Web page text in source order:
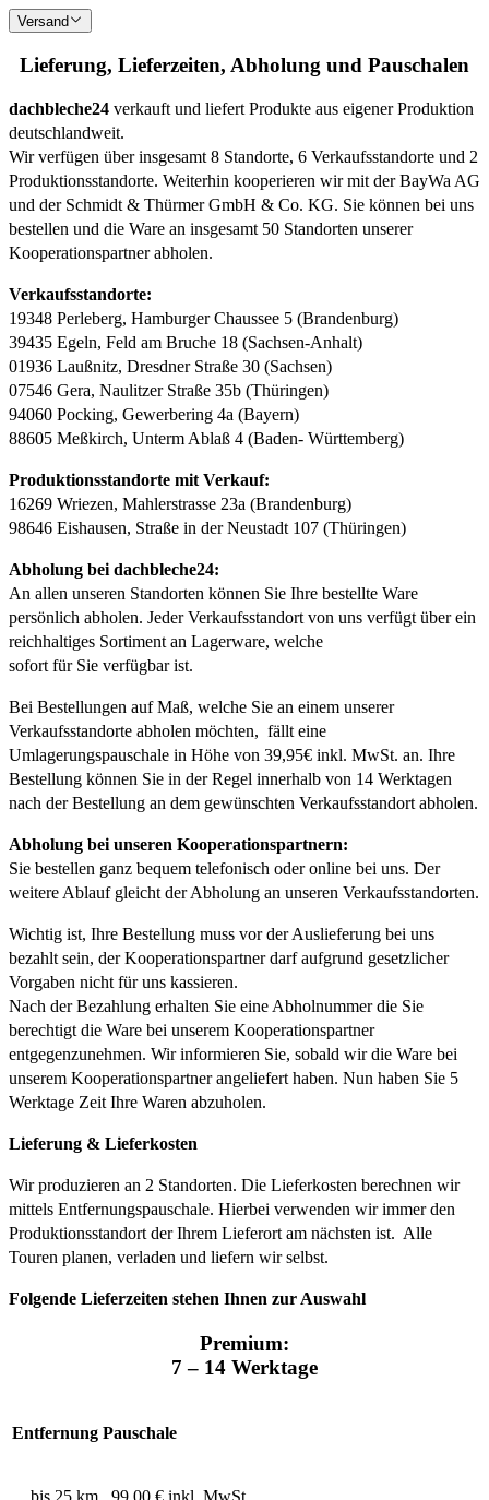
Versand
Lieferung, Lieferzeiten, Abholung und Pauschalen
dachbleche24 verkauft und liefert Produkte aus eigener Produktion
deutschlandweit.
Wir verfügen über insgesamt 8 Standorte, 6 Verkaufsstandorte und 2
Produktionsstandorte. Weiterhin kooperieren wir mit der BayWa AG
und der Schmidt & Thürmer GmbH & Co. KG. Sie können bei uns
bestellen und die Ware an insgesamt 50 Standorten unserer
Kooperationspartner abholen.
Verkaufsstandorte:
19348 Perleberg, Hamburger Chaussee 5 (Brandenburg)
39435 Egeln, Feld am Bruche 18 (Sachsen-Anhalt)
01936 Laußnitz, Dresdner Straße 30 (Sachsen)
07546 Gera, Naulitzer Straße 35b (Thüringen)
94060 Pocking, Gewerbering 4a (Bayern)
88605 Meßkirch, Unterm Ablaß 4 (Baden- Württemberg)
Produktionsstandorte mit Verkauf:
16269 Wriezen, Mahlerstrasse 23a (Brandenburg)
98646 Eishausen, Straße in der Neustadt 107 (Thüringen)
Abholung bei dachbleche24:
An allen unseren Standorten können Sie Ihre bestellte Ware
persönlich abholen. Jeder Verkaufsstandort von uns verfügt über ein
reichhaltiges Sortiment an Lagerware, welche
sofort für Sie verfügbar ist.
Bei Bestellungen auf Maß, welche Sie an einem unserer
Verkaufsstandorte abholen möchten, fällt eine
Umlagerungspauschale in Höhe von 39,95€ inkl. MwSt. an. Ihre
Bestellung können Sie in der Regel innerhalb von 14 Werktagen
nach der Bestellung an dem gewünschten Verkaufsstandort abholen.
Abholung bei unseren Kooperationspartnern:
Sie bestellen ganz bequem telefonisch oder online bei uns. Der
weitere Ablauf gleicht der Abholung an unseren Verkaufsstandorten.
Wichtig ist, Ihre Bestellung muss vor der Auslieferung bei uns
bezahlt sein, der Kooperationspartner darf aufgrund gesetzlicher
Vorgaben nicht für uns kassieren.
Nach der Bezahlung erhalten Sie eine Abholnummer die Sie
berechtigt die Ware bei unserem Kooperationspartner
entgegenzunehmen. Wir informieren Sie, sobald wir die Ware bei
unserem Kooperationspartner angeliefert haben. Nun haben Sie 5
Werktage Zeit Ihre Waren abzuholen.
Lieferung & Lieferkosten
Wir produzieren an 2 Standorten. Die Lieferkosten berechnen wir
mittels Entfernungspauschale. Hierbei verwenden wir immer den
Produktionsstandort der Ihrem Lieferort am nächsten ist. Alle
Touren planen, verladen und liefern wir selbst.
Folgende Lieferzeiten stehen Ihnen zur Auswahl
Premium:
7 – 14 Werktage
Entfernung Pauschale
bis 25 km 99,00 € inkl. MwSt.